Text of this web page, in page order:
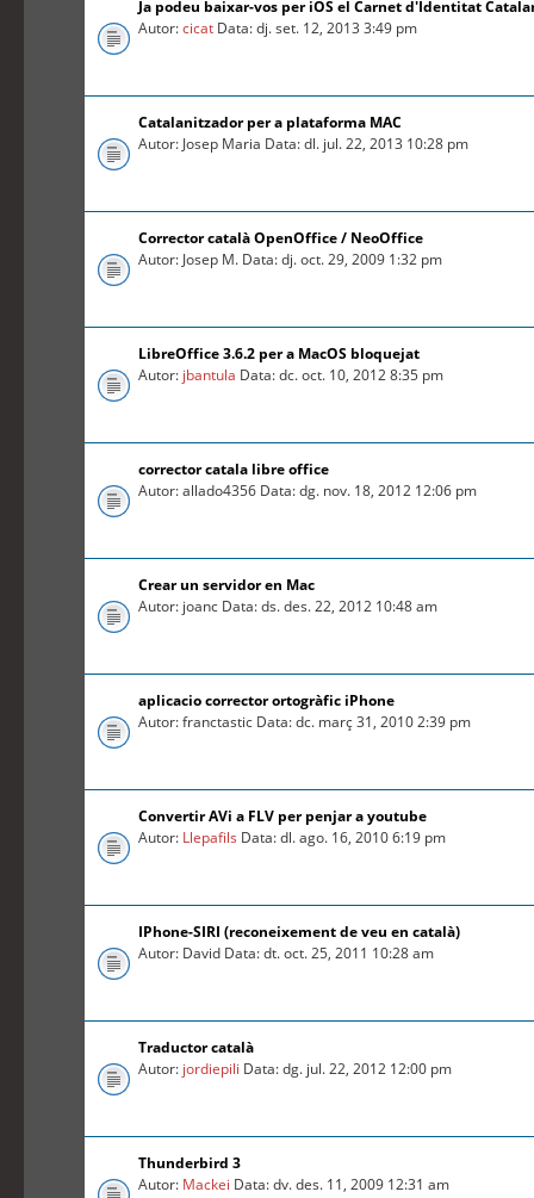
Ja podeu baixar-vos per iOS el Carnet d'Identitat
Autor:cicat Data: dj. set. 12, 2013 3:49 pm
Catalanitzador per a plataforma MAC
Autor: Josep Maria Data: dl. jul. 22, 2013 10:28 pm
Corrector català OpenOffice / NeoOffice
Autor: Josep M. Data: dj. oct. 29, 2009 1:32 pm
LibreOffice 3.6.2 per a MacOS bloquejat
Autor: jbantula Data: dc. oct. 10, 2012 8:35 pm
corrector catala libre office
Autor: allado4356 Data: dg. nov. 18, 2012 12:06 pm
Crear un servidor en Mac
Autor: joanc Data: ds. des. 22, 2012 10:48 am
aplicacio corrector ortogràfic iPhone
Autor: franctastic Data: dc. març 31, 2010 2:39 pm
Convertir AVi a FLV per penjar a youtube
Autor: Llepafils Data: dl. ago. 16, 2010 6:19 pm
IPhone-SIRI (reconeixement de veu en català)
Autor: David Data: dt. oct. 25, 2011 10:28 am
Traductor català
Autor: jordiepili Data: dg. jul. 22, 2012 12:00 pm
Thunderbird 3
Autor: Mackei Data: dv. des. 11, 2009 12:31 am